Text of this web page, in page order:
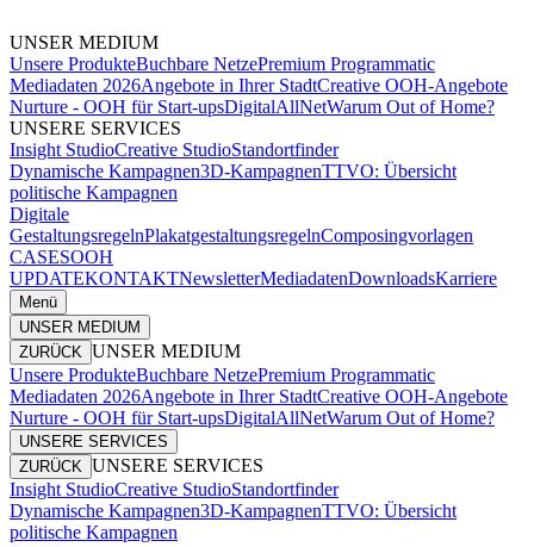
UNSER MEDIUM
Unsere ProdukteBuchbare NetzePremium Programmatic
Mediadaten 2026Angebote in Ihrer StadtCreative OOH-Angebote
Nurture - OOH für Start-upsDigitalAllNetWarum Out of Home?
UNSERE SERVICES
Insight StudioCreative StudioStandortfinder
Dynamische Kampagnen3D-KampagnenTTVO: Übersicht
politische Kampagnen
Digitale
GestaltungsregelnPlakatgestaltungsregelnComposingvorlagen
CASESOOH
UPDATEKONTAKTNewsletterMediadatenDownloadsKarriere
Menü
UNSER MEDIUM
ZURÜCK UNSER MEDIUM
Unsere ProdukteBuchbare NetzePremium Programmatic
Mediadaten 2026Angebote in Ihrer StadtCreative OOH-Angebote
Nurture - OOH für Start-upsDigitalAllNetWarum Out of Home?
UNSERE SERVICES
ZURÜCK UNSERE SERVICES
Insight StudioCreative StudioStandortfinder
Dynamische Kampagnen3D-KampagnenTTVO: Übersicht
politische Kampagnen